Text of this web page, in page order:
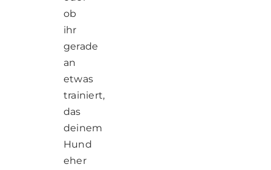
ob
ihr
gerade
an
etwas
trainiert,
das
deinem
Hund
eher